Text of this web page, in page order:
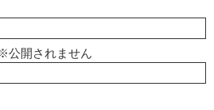
公開されません